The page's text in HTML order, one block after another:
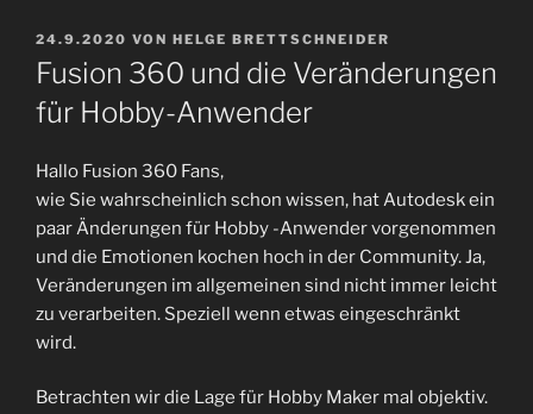
VERÖFFENTLICHT
AM
24.9.2020 VON HELGE BRETTSCHNEIDER
Fusion 360 und die Veränderungen
für Hobby-Anwender
Hallo Fusion 360 Fans,
wie Sie wahrscheinlich schon wissen, hat Autodesk ein
paar Änderungen für Hobby -Anwender vorgenommen
und die Emotionen kochen hoch in der Community. Ja,
Veränderungen im allgemeinen sind nicht immer leicht
zu verarbeiten. Speziell wenn etwas eingeschränkt
wird.
Betrachten wir die Lage für Hobby Maker mal objektiv.